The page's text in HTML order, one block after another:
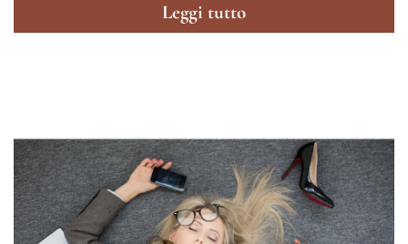
Leggi tutto